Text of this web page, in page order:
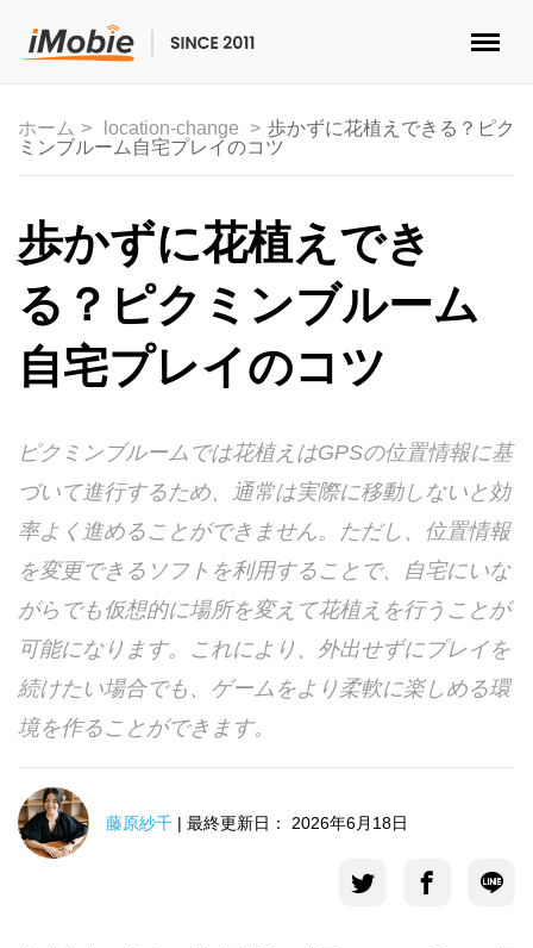
マルチメディア
便利ツール
ソリューション
ダウンロード
サポート
言語選択
ホーム location-change
歩かずに花植えできる？ピク
ミンブルーム自宅プレイのコツ
歩かずに花植えでき
る？ピクミンブルーム
自宅プレイのコツ
ピクミンブルームでは花植えはGPSの位置情報に基
づいて進行するため、通常は実際に移動しないと効
率よく進めることができません。ただし、位置情報
を変更できるソフトを利用することで、自宅にいな
がらでも仮想的に場所を変えて花植えを行うことが
可能になります。これにより、外出せずにプレイを
続けたい場合でも、ゲームをより柔軟に楽しめる環
境を作ることができます。
藤原紗千 | 最終更新日： 2026年6月18日